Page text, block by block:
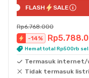
FLASH SALE
Rp6.768.000
-14%
Hemat total Rp500rb
Termasuk internet/
Tidak termasuk